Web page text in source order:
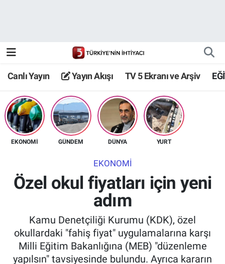
Canlı Yayın Yayın Akışı TV 5 Ekranı ve Arşiv
EKONOMİ GÜNDEM DÜNYA YURT
EKONOMİ
Özel okul fiyatları için yeni
adım
Kamu Denetçiliği Kurumu (KDK), özel
okullardaki "fahiş fiyat" uygulamalarına karşı
Milli Eğitim Bakanlığına (MEB) "düzenleme
yapılsın" tavsiyesinde bulundu. Ayrıca kararın
TV 5 Ekranı ve Arşiv